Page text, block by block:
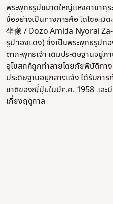
พระพุทธรูปขนาดใหญ่แห่งคามาคุ
ชื่ออย่างเป็นทางการคือ โดโซอะมิด
坐像 / Dozo Amida Nyorai
รูปทองแดง) ซึ่งเป็นพระพุทธรูปท
ตาภะพุทธเจ้า เดิมประดิษฐานอยู่
อุโบสถก็ถูกทำลายโดยภัยพิบัติทา
ประดิษฐานอยู่กลางแจ้ง ได้รับกา
ชาติของญี่ปุ่นในปีค.ศ. 1958 และ
เกี่ยงฤดูกาล